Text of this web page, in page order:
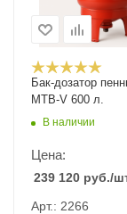
Бак-дозатор
MTB-V 600 л.
В наличии
Цена:
239 120 руб./
Арт.: 2266